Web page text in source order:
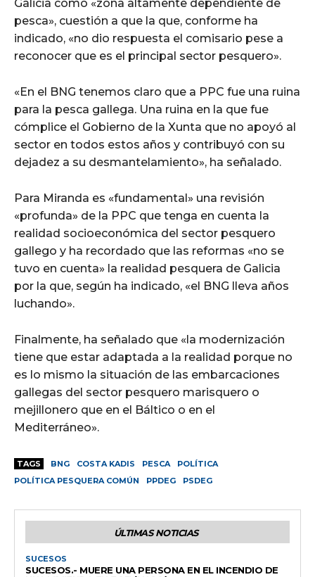
Galicia como «zona altamente dependiente de
pesca», cuestión a que la que, conforme ha
indicado, «no dio respuesta el comisario pese a
reconocer que es el principal sector pesquero».
«En el BNG tenemos claro que a PPC fue una ruina
para la pesca gallega. Una ruina en la que fue
cómplice el Gobierno de la Xunta que no apoyó al
sector en todos estos años y contribuyó con su
dejadez a su desmantelamiento», ha señalado.
Para Miranda es «fundamental» una revisión
«profunda» de la PPC que tenga en cuenta la
realidad socioeconómica del sector pesquero
gallego y ha recordado que las reformas «no se
tuvo en cuenta» la realidad pesquera de Galicia
por la que, según ha indicado, «el BNG lleva años
luchando».
Finalmente, ha señalado que «la modernización
tiene que estar adaptada a la realidad porque no
es lo mismo la situación de las embarcaciones
gallegas del sector pesquero marisquero o
mejillonero que en el Báltico o en el
Mediterráneo».
TAGS BNG COSTA KADIS PESCA
POLÍTICA
POLÍTICA PESQUERA COMÚN
PPDEG PSDEG
ÚLTIMAS NOTICIAS
SUCESOS
SUCESOS.- MUERE UNA PERSONA EN EL INCENDIO DE